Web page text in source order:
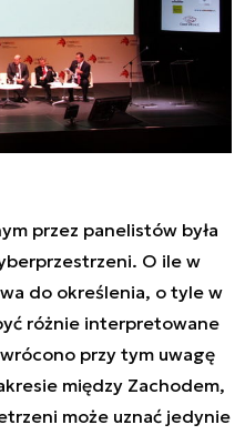
przez panelistów była
O ile w
do określenia, o tyle w
różnie interpretowane
przy tym uwagę
między Zachodem,
może uznać jedynie